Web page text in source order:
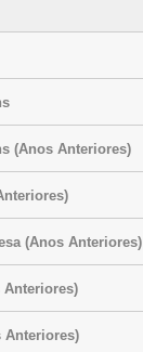
(Anos Anteriores)
(Anos Anteriores)
Anteriores)
Anteriores)